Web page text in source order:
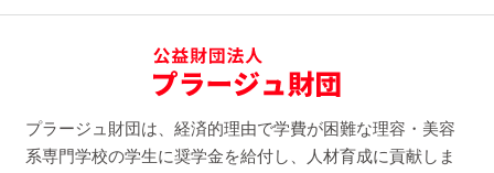
プラージュ財団は、経済的理由で学費が困難な理容・美容
系専門学校の学生に奨学金を給付し、人材育成に貢献しま